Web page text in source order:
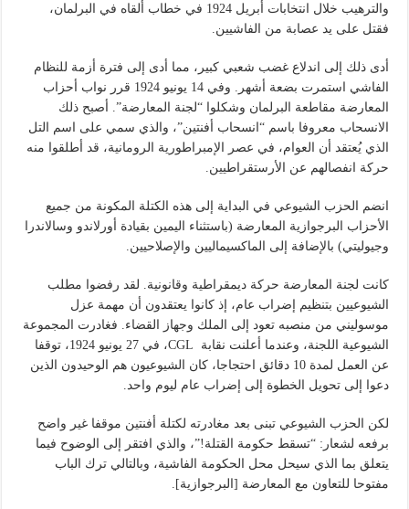
والترهيب خلال انتخابات أبريل 1924 في خطاب ألقاه في البرلمان،
فقتل على يد عصابة من الفاشيين.
أدى ذلك إلى اندلاع غضب شعبي كبير، مما أدى إلى فترة أزمة للنظام
الفاشي استمرت بضعة أشهر. وفي 14 يونيو 1924 قرر نواب أحزاب
المعارضة مقاطعة البرلمان وشكلوا “لجنة المعارضة”. أصبح ذلك
الانسحاب معروفا باسم “انسحاب أفنتين”، والذي سمي على اسم التل
الذي يُعتقد أن العوام، في عصر الإمبراطورية الرومانية، قد أطلقوا منه
حركة انفصالهم عن الأرستقراطيين.
انضم الحزب الشيوعي في البداية إلى هذه الكتلة المكونة من جميع
الأحزاب البرجوازية المعارضة (باستثناء اليمين بقيادة أورلاندو وسالاندرا
وجيوليتي) بالإضافة إلى الماكسيماليين والإصلاحيين.
كانت لجنة المعارضة حركة ديمقراطية وقانونية. لقد رفضوا مطلب
الشيوعيين بتنظيم إضراب عام، إذ كانوا يعتقدون أن مهمة عزل
موسوليني من منصبه تعود إلى الملك وجهاز القضاء. فغادرت المجموعة
الشيوعية اللجنة، وعندما أعلنت نقابة CGL، في 27 يونيو 1924، توقفا
عن العمل لمدة 10 دقائق احتجاجا، كان الشيوعيون هم الوحيدون الذين
دعوا إلى تحويل الخطوة إلى إضراب عام ليوم واحد.
لكن الحزب الشيوعي تبنى بعد مغادرته لكتلة أفنتين موقفا غير واضح
برفعه لشعار: “تسقط حكومة القتلة!”، والذي افتقر إلى الوضوح فيما
يتعلق بما الذي سيحل محل الحكومة الفاشية، وبالتالي ترك الباب
مفتوحا للتعاون مع المعارضة [البرجوازية].